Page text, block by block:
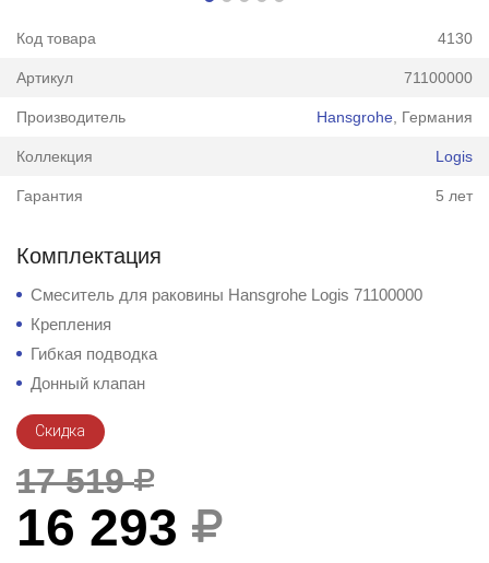
Код товара 4130
Артикул 71100000
Производитель Hansgrohe , Германия
Коллекция Logis
Гарантия 5 лет
Комплектация
Смеситель для раковины Hansgrohe Logis 71100000
Крепления
Гибкая подводка
Донный клапан
Скидка
17 519
16 293